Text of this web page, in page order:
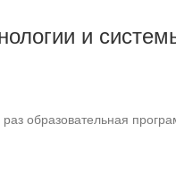
и
раз образовательная